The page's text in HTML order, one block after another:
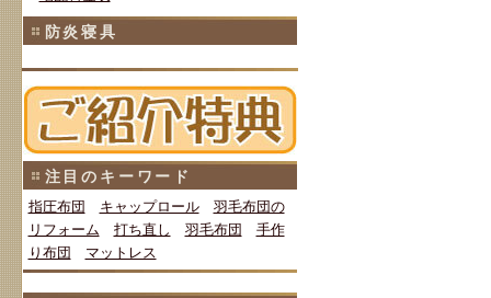
防炎寝具
注目のキーワード
指圧布団 キャップロール
羽毛布団の
リフォーム
打ち直し 羽毛布団
手作
り布団
マットレス